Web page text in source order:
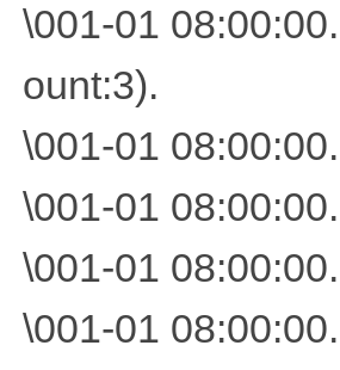
\001-01
ount:3).
\001-01
\001-01
\001-01
\001-01